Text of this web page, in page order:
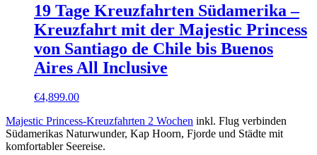
19 Tage Kreuzfahrten Südamerika –
Kreuzfahrt mit der Majestic Princess
von Santiago de Chile bis Buenos
Aires All Inclusive
€4,899.00
Majestic Princess-Kreuzfahrten 2 Wochen inkl. Flug verbinden
Südamerikas Naturwunder, Kap Hoorn, Fjorde und Städte mit
komfortabler Seereise.